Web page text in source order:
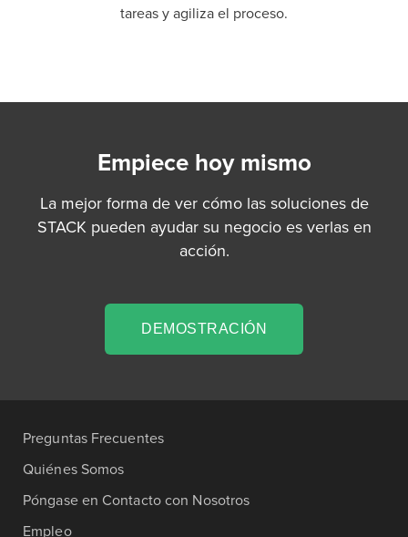
tareas y agiliza el proceso.
Empiece hoy mismo
La mejor forma de ver cómo las soluciones de
STACK pueden ayudar su negocio es verlas en
acción.
DEMOSTRACIÓN
Preguntas Frecuentes
Quiénes Somos
Póngase en Contacto con Nosotros
Empleo